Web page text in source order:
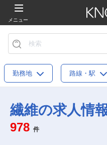
メニュー
勤務地 路線・駅
繊維の求人情
978 件